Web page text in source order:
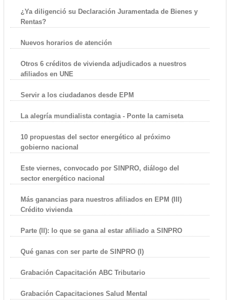
¿Ya diligenció su Declaración Juramentada de Bienes y
Rentas?
Nuevos horarios de atención
Otros 6 créditos de vivienda adjudicados a nuestros
afiliados en UNE
Servir a los ciudadanos desde EPM
La alegría mundialista contagia - Ponte la camiseta
10 propuestas del sector energético al próximo
gobierno nacional
Este viernes, convocado por SINPRO, diálogo del
sector energético nacional
Más ganancias para nuestros afiliados en EPM (III)
Crédito vivienda
Parte (II): lo que se gana al estar afiliado a SINPRO
Qué ganas con ser parte de SINPRO (I)
Grabación Capacitación ABC Tributario
Grabación Capacitaciones Salud Mental